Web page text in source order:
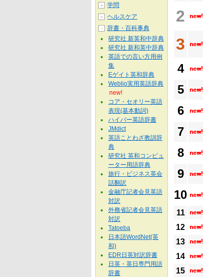
2
3
4
5
6
7
8
9
10
11
12
13
14
15
＋ 学問
＋ ヘルスケア
－
辞書・百科事典
研究社 新英和中辞典
研究社 新和英中辞典
英語での言い方用例
集
Eゲイト英和辞典
Weblio実用英語辞典
new!
コア・セオリー英語
表現(基本動詞)
ハイパー英語辞書
JMdict
英語ことわざ教訓辞
典
研究社 英和コンピュ
ーター用語辞典
旅行・ビジネス英会
話翻訳
金融庁記者会見英語
対訳
外務省記者会見英語
対訳
Tatoeba
日本語WordNet(英
和)
EDR日英対訳辞書
日英・英日専門用語
辞書